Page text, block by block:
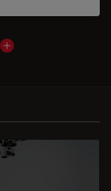
Show local contacts